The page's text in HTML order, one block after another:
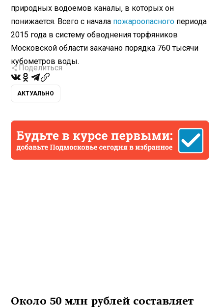
природных водоемов каналы, в которых он
понижается. Всего с начала пожароопасного периода
2015 года в систему обводнения торфяников
Московской области закачано порядка 760 тысячи
кубометров воды.
Поделиться
АКТУАЛЬНО
Около 50 млн рублей составляет